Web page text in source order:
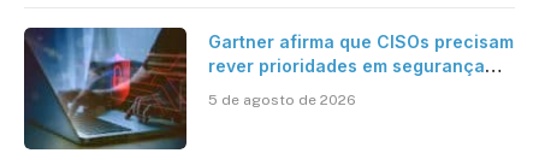
Gartner afirma que CISOs precisam
rever prioridades em segurança
desafios impostos pela Inteligência
5 de agosto de 2026